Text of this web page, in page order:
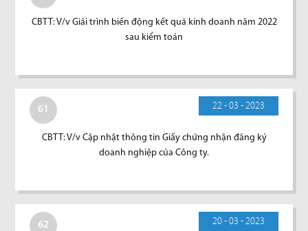
CBTT: V/v Giải trình biến động kết quả kinh doanh năm 2022
sau kiểm toán
61 22 - 03 - 2023
CBTT: V/v Cập nhật thông tin Giấy chứng nhận đăng ký
doanh nghiệp của Công ty.
62 20 - 03 - 2023